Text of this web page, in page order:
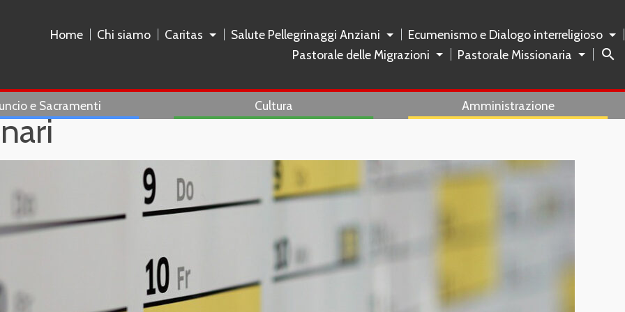
Home Chi siamo Caritas Salute Pellegrinaggi Anziani
Ecumenismo e Dialogo interreligioso
Pastorale delle Migrazioni
Pastorale Missionaria search
e Sacramenti Cultura Amministrazione